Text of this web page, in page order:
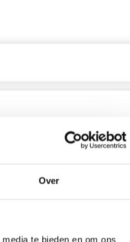
Over
te bieden en om ons